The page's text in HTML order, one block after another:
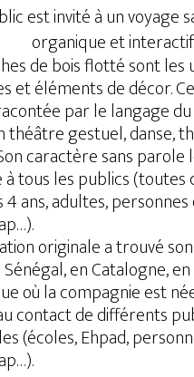
est invité à un voyage
organique et interactif.
de bois flotté sont les
et éléments de décor.
par le langage
théâtre gestuel, danse,
caractère sans parole
à tous les publics
ans, adultes,
originale a trouvé
en Catalogne,
où la compagnie est
contact de différents
(écoles, Ehpad,